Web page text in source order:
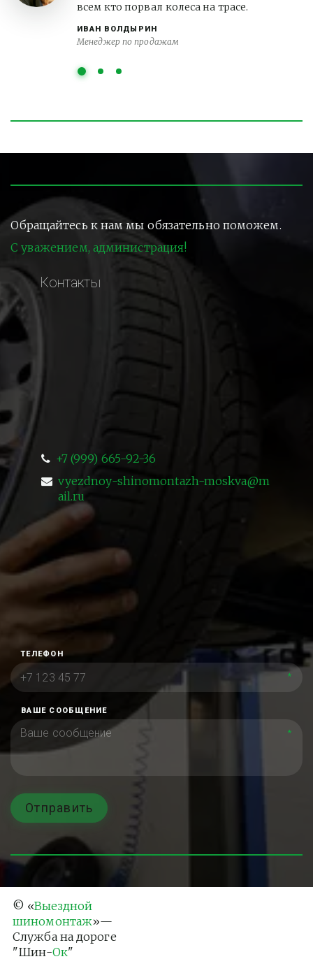
ИВАН ВОЛДЫРИН
Менеджер по продажам
всем кто порвал колеса на трасе.
Обращайтесь к нам мы обязательно поможем.
С уважением, администрация!
Контакты
+7 (999) 665-92-36
vyezdnoy-shinomontazh-moskva@m
ail.ru
ТЕЛЕФОН
*
ВАШЕ СООБЩЕНИЕ
*
Отправить
© «Выездной
шиномонтаж»—
Служба на дороге
"Шин-Ок"